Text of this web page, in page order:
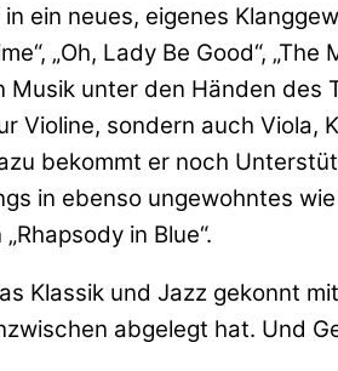
ein neues, eigenes
„Oh, Lady Be Good“,
unter den Händen
sondern auch Viola,
bekommt er noch
in ebenso ungewohntes
in Blue“.
Klassik und Jazz gekonnt
abgelegt hat. Und